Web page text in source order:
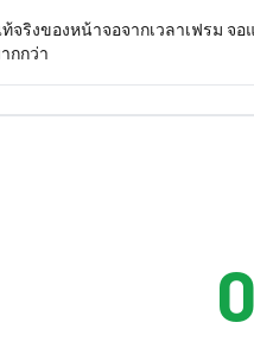
ริงของหน้าจอจากเวลาเฟรม จ
กกว่า
0